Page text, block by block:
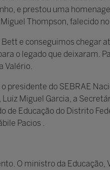
e prestou uma
Thompson, falecido no
e conseguimos chegar
o legado que deixaram.
Valério.
presidente do SEBRAE
Miguel Garcia, a
de Educação do Distrito
Pacios .
O ministro da Educação,